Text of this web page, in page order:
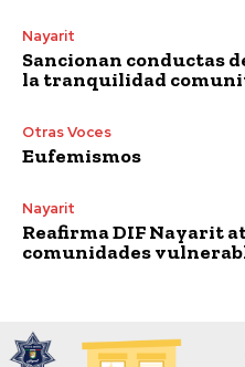
Nayarit
Sancionan conductas
la tranquilidad
Otras Voces
Eufemismos
Nayarit
Reafirma DIF Nayarit
comunidades